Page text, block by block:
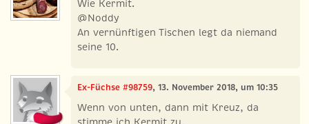
Wie Kermit.
@Noddy
An vernünftigen Tischen legt da niemand
seine 10.
Ex-Füchse #98759, 13. November 2018, um 10:35
Wenn von unten, dann mit Kreuz, da